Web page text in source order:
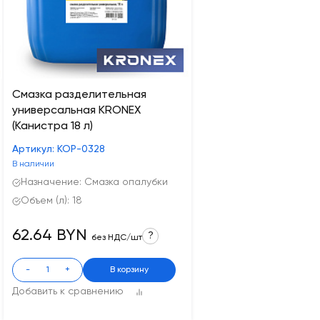
Смазка разделительная
универсальная KRONEX
(Канистра 18 л)
Артикул: КОР-0328
В наличии
Назначение: Смазка опалубки
Объем (л): 18
Добавить к сравнению
62.64 BYN без НДС/шт ?
- + В корзину